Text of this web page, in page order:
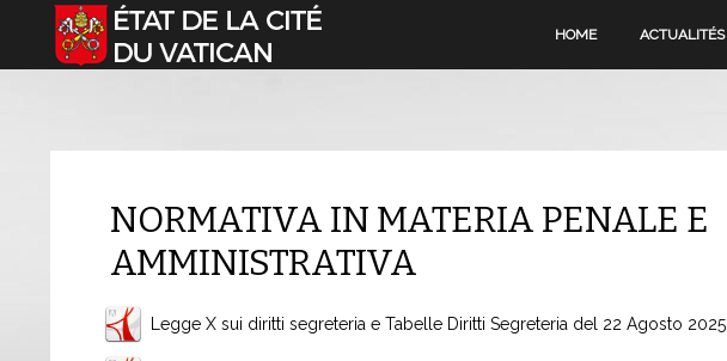
Sélectionnez votre langue HOME ACTUALITÉS
NORMATIVA IN MATERIA PENALE E
AMMINISTRATIVA
Legge X sui diritti segreteria e Tabelle Diritti Segreteria del 22 Agosto 2025